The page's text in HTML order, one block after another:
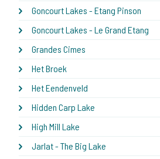
Goncourt Lakes - Etang Pinson
Goncourt Lakes - Le Grand Etang
Grandes Cimes
Het Broek
Het Eendenveld
Hidden Carp Lake
High Mill Lake
Jarlat - The Big Lake